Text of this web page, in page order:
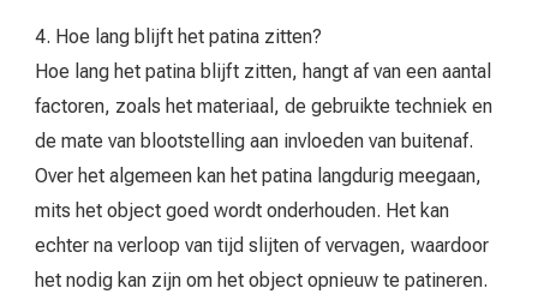
4. Hoe lang blijft het patina zitten?
Hoe lang het patina blijft zitten, hangt af van een aantal
factoren, zoals het materiaal, de gebruikte techniek en
de mate van blootstelling aan invloeden van buitenaf.
Over het algemeen kan het patina langdurig meegaan,
mits het object goed wordt onderhouden. Het kan
echter na verloop van tijd slijten of vervagen, waardoor
het nodig kan zijn om het object opnieuw te patineren.